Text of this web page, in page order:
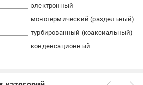
электронный
монотермический (раздельный)
турбированный (коаксиальный)
конденсационный